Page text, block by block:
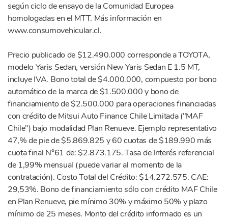
según ciclo de ensayo de la Comunidad Europea
homologadas en el MTT. Más información en
www.consumovehicular.cl.
Precio publicado de $12.490.000 corresponde a TOYOTA,
modelo Yaris Sedan, versión New Yaris Sedan E 1.5 MT,
incluye IVA. Bono total de $4.000.000, compuesto por bono
automático de la marca de $1.500.000 y bono de
financiamiento de $2.500.000 para operaciones financiadas
con crédito de Mitsui Auto Finance Chile Limitada ("MAF
Chile") bajo modalidad Plan Renueve. Ejemplo representativo
47,% de pie de $5.869.825 y 60 cuotas de $189.990 más
cuota final N°61 de: $2.873.175. Tasa de Interés referencial
de 1,99% mensual (puede variar al momento de la
contratación). Costo Total del Crédito: $14.272.575. CAE:
29,53%. Bono de financiamiento sólo con crédito MAF Chile
en Plan Renueve, pie mínimo 30% y máximo 50% y plazo
mínimo de 25 meses. Monto del crédito informado es un